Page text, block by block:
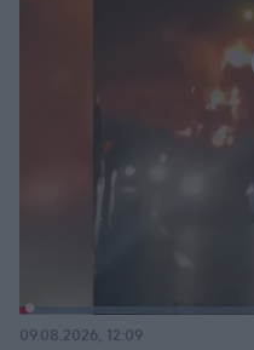
09.08.2026, 12:09